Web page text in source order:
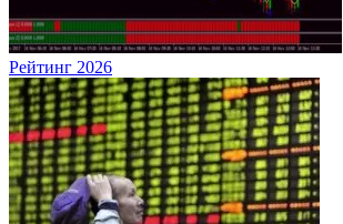
Рейтинг 2026